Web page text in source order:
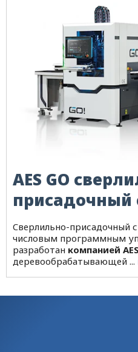
размеры 1750 x 600 x 1250
AES GO
присадочный
Cверлильно-присадочный
числовым программным
разработан компанией AES
деревообрабатывающей ...